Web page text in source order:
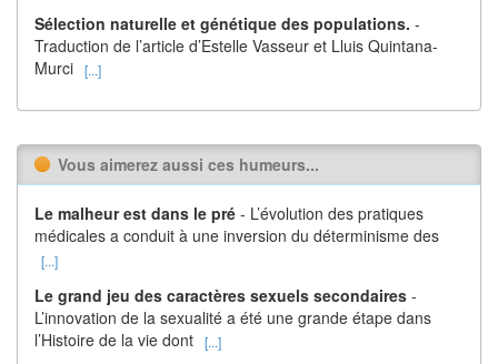
Sélection naturelle et génétique des populations. -
Traduction de l’article d’Estelle Vasseur et Lluis Quintana-
Murci [...]
Vous aimerez aussi ces humeurs...
Le malheur est dans le pré - L’évolution des pratiques
médicales a conduit à une inversion du déterminisme des
[...]
Le grand jeu des caractères sexuels secondaires -
L’innovation de la sexualité a été une grande étape dans
l’Histoire de la vie dont [...]